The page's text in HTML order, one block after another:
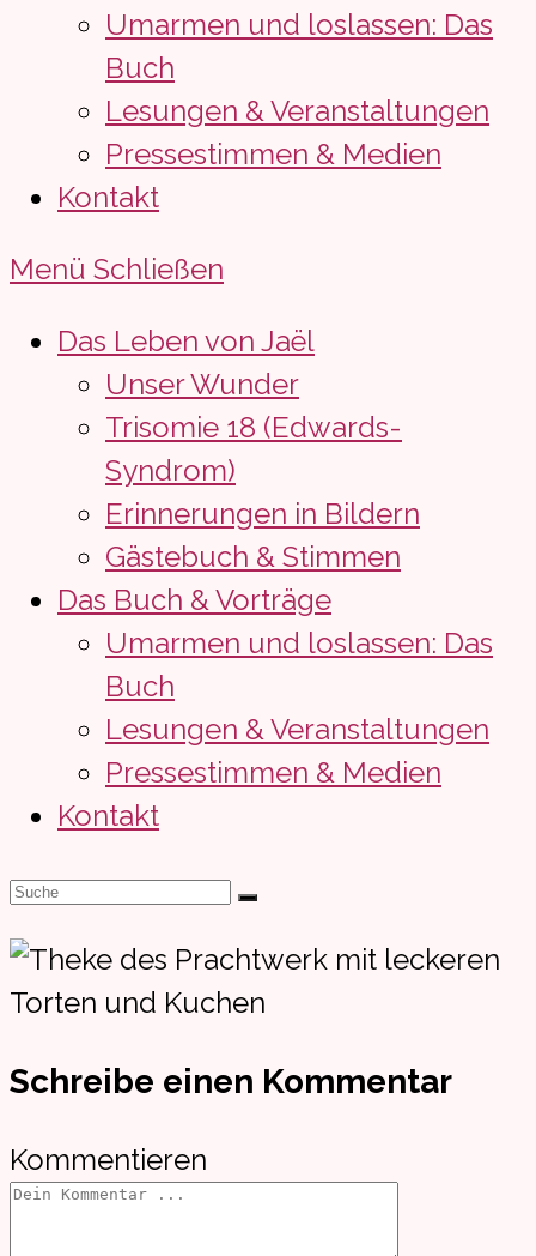
Umarmen und loslassen: Das
Buch
Lesungen & Veranstaltungen
Pressestimmen & Medien
Kontakt
Menü Schließen
Das Leben von Jaël
Unser Wunder
Trisomie 18 (Edwards-
Syndrom)
Erinnerungen in Bildern
Gästebuch & Stimmen
Das Buch & Vorträge
Umarmen und loslassen: Das
Buch
Lesungen & Veranstaltungen
Pressestimmen & Medien
Kontakt
Schreibe einen Kommentar
Kommentieren